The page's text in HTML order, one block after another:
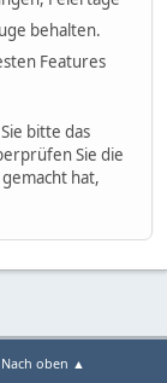
behalten.
Features
bitte das
Sie die
hat,
Nach oben ▲